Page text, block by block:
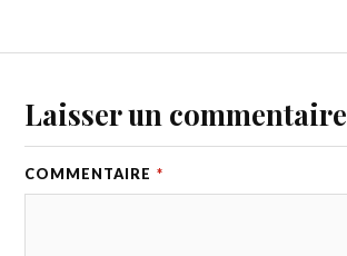
Laisser un commentaire
COMMENTAIRE *